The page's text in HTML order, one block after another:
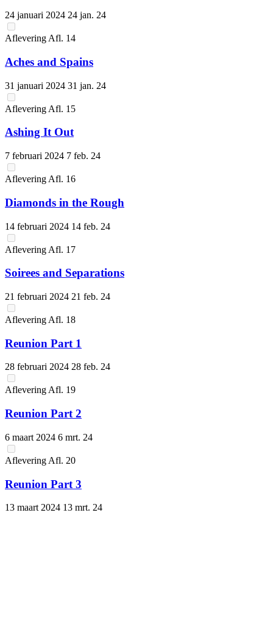
24 januari 2024 24 jan. 24
Aflevering Afl. 14
Aches and Spains
31 januari 2024 31 jan. 24
Aflevering Afl. 15
Ashing It Out
7 februari 2024 7 feb. 24
Aflevering Afl. 16
Diamonds in the Rough
14 februari 2024 14 feb. 24
Aflevering Afl. 17
Soirees and Separations
21 februari 2024 21 feb. 24
Aflevering Afl. 18
Reunion Part 1
28 februari 2024 28 feb. 24
Aflevering Afl. 19
Reunion Part 2
6 maart 2024 6 mrt. 24
Aflevering Afl. 20
Reunion Part 3
13 maart 2024 13 mrt. 24